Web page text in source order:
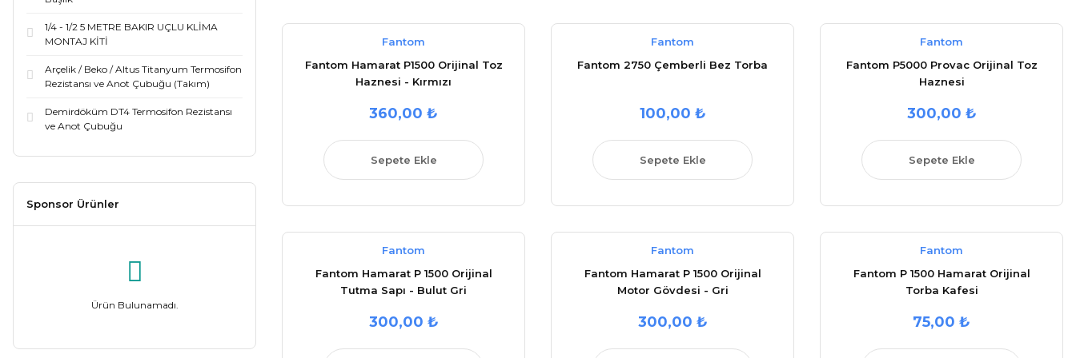
1/4 - 1/2 5 METRE BAKIR UÇLU KLİMA
MONTAJ KİTİ
Arçelik / Beko / Altus Titanyum Termosifon
Rezistansı ve Anot Çubuğu (Takım)
Demirdöküm DT4 Termosifon Rezistansı
ve Anot Çubuğu
Sponsor Ürünler
Ürün Bulunamadı.
Fantom
Fantom Hamarat P1500 Orijinal Toz
Haznesi - Kırmızı
360,00 ₺
Sepete Ekle
Fantom
Fantom 2750 Çemberli Bez Torba
100,00 ₺
Sepete Ekle
Fantom
Fantom P5000 Provac Orijinal Toz
Haznesi
300,00 ₺
Sepete Ekle
Fantom
Fantom Hamarat P 1500 Orijinal
Tutma Sapı - Bulut Gri
300,00 ₺
Fantom
Fantom Hamarat P 1500 Orijinal
Motor Gövdesi - Gri
300,00 ₺
Fantom
Fantom P 1500 Hamarat Orijinal
Torba Kafesi
75,00 ₺